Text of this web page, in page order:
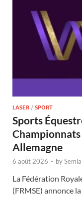
LASER / SPORT
Sports
Allemagne
6 août 2026 - by
La Fédération
(FRMSE) annonce